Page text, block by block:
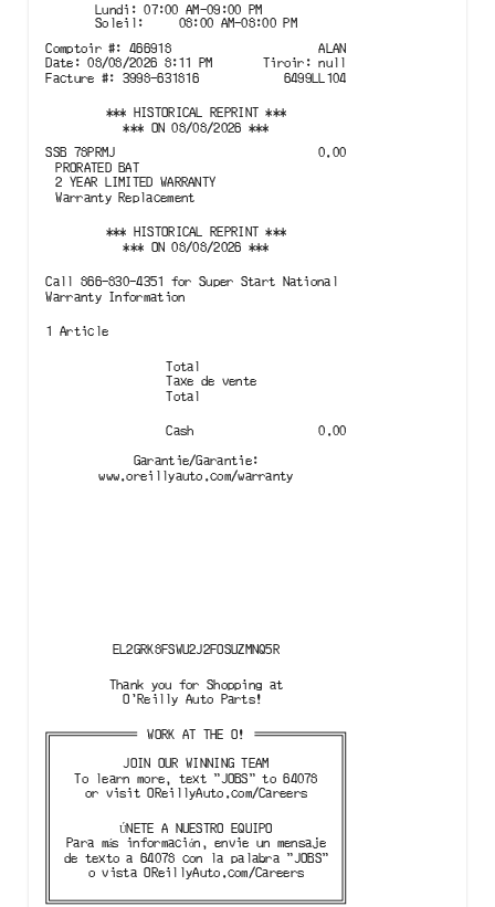
Lundi: 07:00 AM-09:00 PM
Soleil:     08:00 AM-08:00 PM
Comptoir#: 466918
ALAN
Date :08/08/2026 8:11 PM Tiroir :null
Facture #: 3998-631816 6499LL104
*** HISTORICAL REPRINT
***
*** ON08/08/2026 ***
SSB
78PRMJ
0.00
PRORATED BAT
2 YEAR LIMITED WARRANTY
Warranty Replacement
*** HISTORICAL REPRINT
***
*** ON08/08/2026 ***
Call 866-830-4351 for Super Start National
Warranty Information
1 Article
Total
Taxe de vente
Total
Cash 0.00
Garantie/Garantie:
www.oreillyauto.com/warranty
EL2GRK8FSWU2J2FOSUZMNQ5R
Thank you for Shopping at
O'Reilly Auto Parts!
WORK AT THE O!
JOIN OUR WINNING TEAM
To learn more, text "JOBS" to 64078
or visit OReillyAuto.com/Careers
ÚNETE A NUESTRO EQUIPO
Para más información, envie un mensaje
de texto a 64078 con la palabra "JOBS"
o vista OReillyAuto.com/Careers